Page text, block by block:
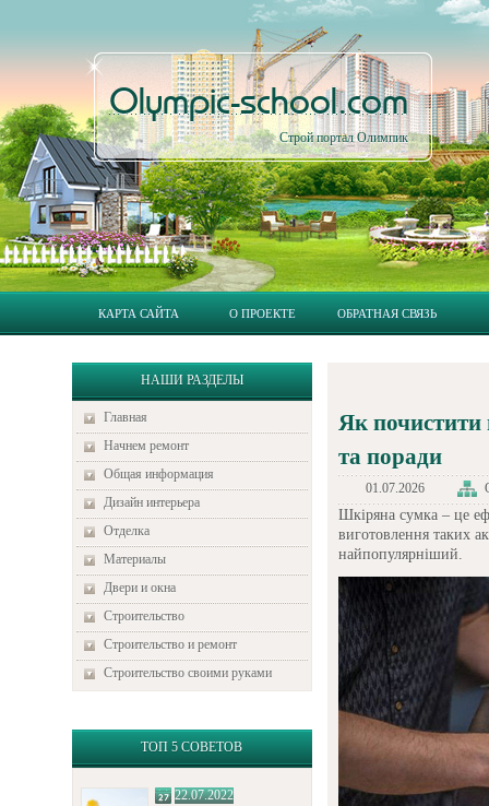
Olympic-school.com
Строй портал Олимпик
КАРТА САЙТА О ПРОЕКТЕ ОБРАТНАЯ СВЯЗЬ
НАШИ РАЗДЕЛЫ
Главная
Начнем ремонт
Общая информация
Дизайн интерьера
Отделка
Материалы
Двери и окна
Строительство
Строительство и ремонт
Строительство своими руками
ТОП 5 СОВЕТОВ
22.07.2022
Як почистити
та поради
01.07.2026
Шкіряна сумка – це
виготовлення таких
найпопулярніший.